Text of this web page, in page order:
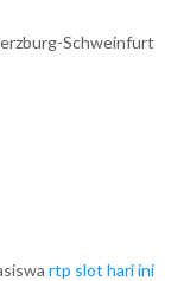
Schweinfurt
rtp slot hari ini